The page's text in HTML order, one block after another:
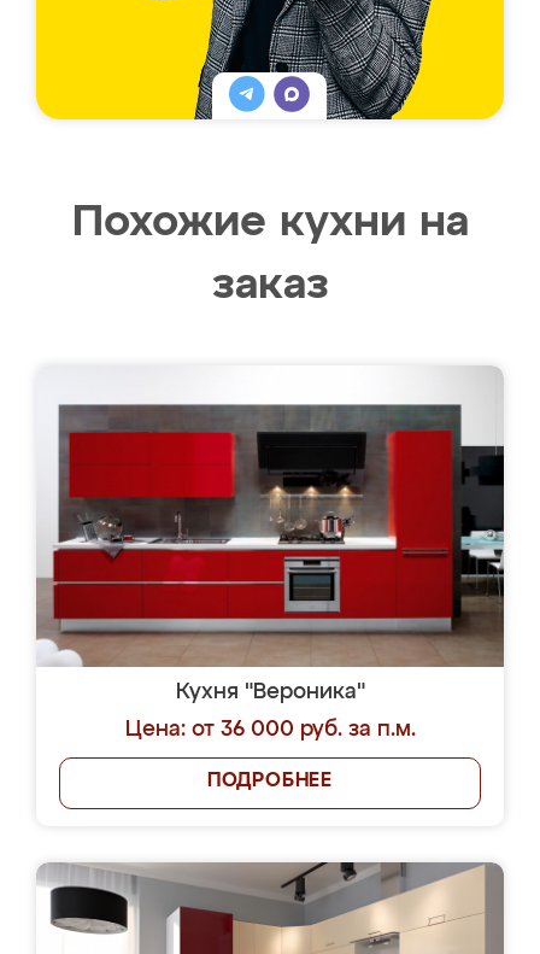
Похожие кухни на
заказ
Кухня "Вероника"
Цена: от 36 000 руб. за п.м.
ПОДРОБНЕЕ